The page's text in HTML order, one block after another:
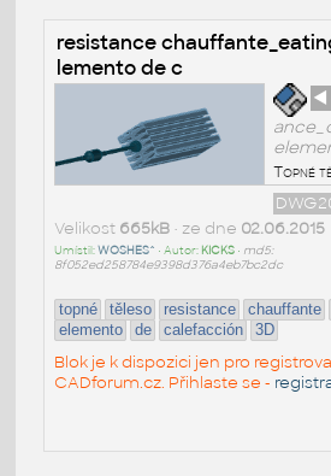
resistance
lemento de c
◄
Topné
Velikost 665kB• ze dne 02.06.2015
Umístil:WOSHES^ • Autor: KICKS• md5:
8f052ed258784e9398d376a4eb7bc2dc
topné těleso resistance chauffante
elemento
de calefacción 3D
Blok je k dispozici jen pro
CADforum.cz. Přihlaste se -